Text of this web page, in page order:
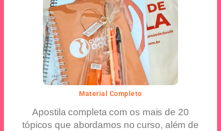
Material Completo
Apostila completa com os mais de 20
tópicos que abordamos no curso, além de